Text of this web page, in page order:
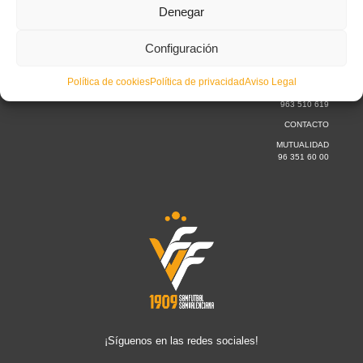
Denegar
Configuración
Política de cookiesPolítica de privacidadAviso Legal
963 510 619
CONTACTO
MUTUALIDAD
96 351 60 00
¡Síguenos en las redes sociales!